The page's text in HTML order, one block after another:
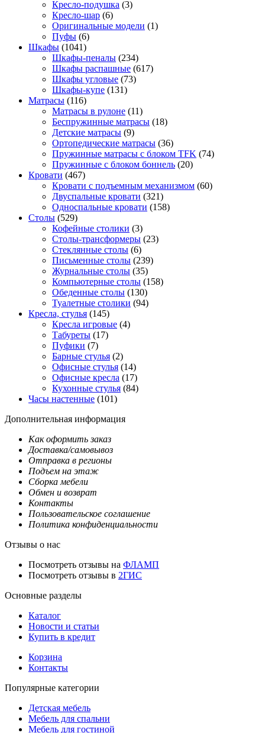
Кресло-подушка (3)
Кресло-шар (6)
Оригинальные модели (1)
Пуфы (6)
Шкафы (1041)
Шкафы-пеналы (234)
Шкафы распашные (617)
Шкафы угловые (73)
Шкафы-купе (131)
Матрасы (116)
Матрасы в рулоне (11)
Беспружинные матрасы (18)
Детские матрасы (9)
Ортопедические матрасы (36)
Пружинные матрасы с блоком TFK (74)
Пружинные с блоком боннель (20)
Кровати (467)
Кровати с подъемным механизмом (60)
Двуспальные кровати (321)
Односпальные кровати (158)
Столы (529)
Кофейные столики (3)
Столы-трансформеры (23)
Стеклянные столы (6)
Письменные столы (239)
Журнальные столы (35)
Компьютерные столы (158)
Обеденные столы (130)
Туалетные столики (94)
Кресла, стулья (145)
Кресла игровые (4)
Табуреты (17)
Пуфики (7)
Барные стулья (2)
Офисные стулья (14)
Офисные кресла (17)
Кухонные стулья (84)
Часы настенные (101)
Дополнительная информация
Как оформить заказ
Доставка/самовывоз
Отправка в регионы
Подъем на этаж
Сборка мебели
Обмен и возврат
Контакты
Пользовательское соглашение
Политика конфиденциальности
Отзывы о нас
Посмотреть отзывы на ФЛАМП
Посмотреть отзывы в 2ГИС
Основные разделы
Каталог
Новости и статьи
Купить в кредит
Корзина
Контакты
Популярные категории
Детская мебель
Мебель для спальни
Мебель для гостиной